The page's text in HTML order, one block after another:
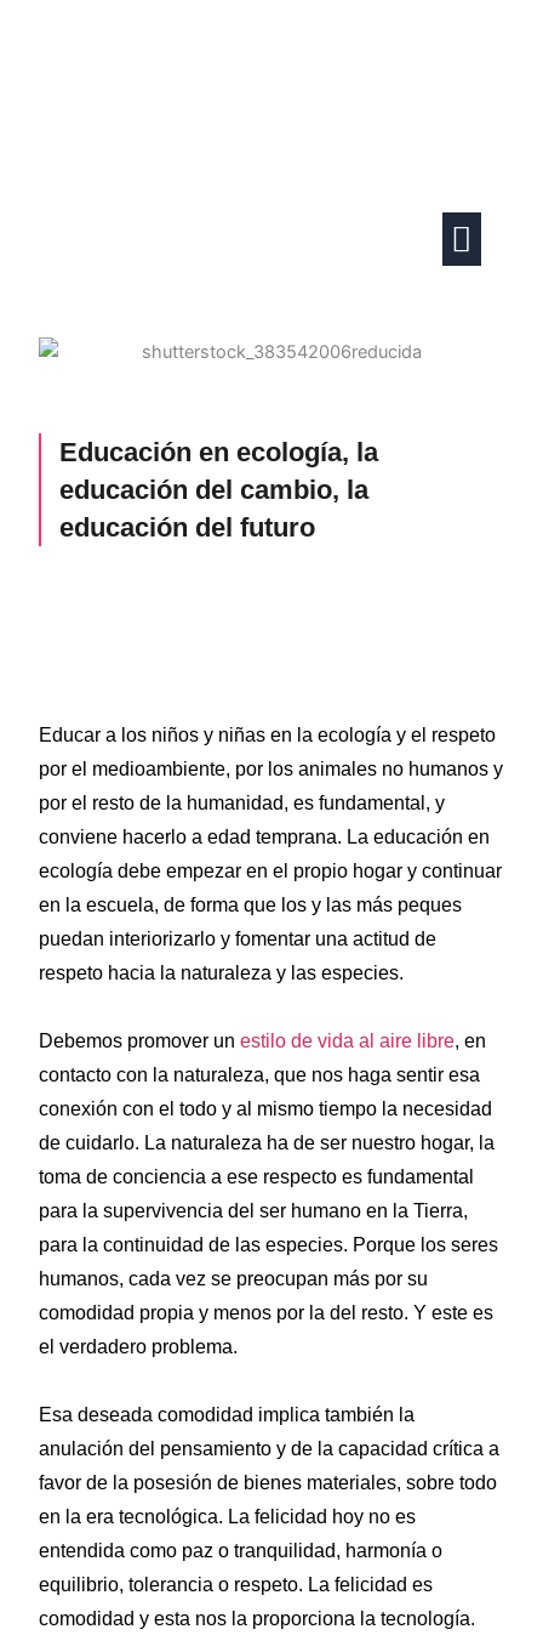
Educación en ecología, la
educación del cambio, la
educación del futuro
Educar a los niños y niñas en la ecología y el respeto
por el medioambiente, por los animales no humanos y
por el resto de la humanidad, es fundamental, y
conviene hacerlo a edad temprana. La educación en
ecología debe empezar en el propio hogar y continuar
en la escuela, de forma que los y las más peques
puedan interiorizarlo y fomentar una actitud de
respeto hacia la naturaleza y las especies.
Debemos promover unestilo de vida al aire libre, en
contacto con la naturaleza, que nos haga sentir esa
conexión con el todo y al mismo tiempo la necesidad
de cuidarlo. La naturaleza ha de ser nuestro hogar, la
toma de conciencia a ese respecto es fundamental
para la supervivencia del ser humano en la Tierra,
para la continuidad de las especies. Porque los seres
humanos, cada vez se preocupan más por su
comodidad propia y menos por la del resto. Y este es
el verdadero problema.
Esa deseada comodidad implica también la
anulación del pensamiento y de la capacidad crítica a
favor de la posesión de bienes materiales, sobre todo
en la era tecnológica. La felicidad hoy no es
entendida como paz o tranquilidad, harmonía o
equilibrio, tolerancia o respeto. La felicidad es
comodidad y esta nos la proporciona la tecnología.